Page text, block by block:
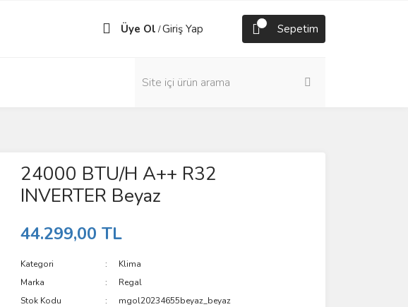
Üye Ol /Giriş Yap Sepetim
24000 BTU/H A++ R32
INVERTER Beyaz
44.299,00 TL
Kategori
Klima
Marka
Regal
Stok Kodu
mgol20234655beyaz_beyaz